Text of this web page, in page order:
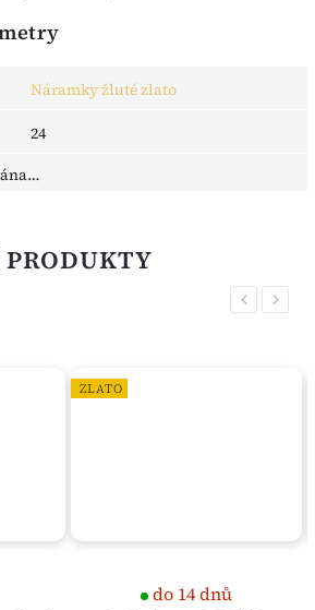
Náramky žluté zlato
24
Previous
ZLATO
do 14 dnů
Next